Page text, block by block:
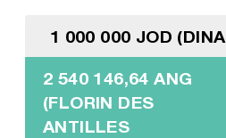
1 000 000 JOD
2 540 146,64 ANG
(FLORIN DES
ANTILLES